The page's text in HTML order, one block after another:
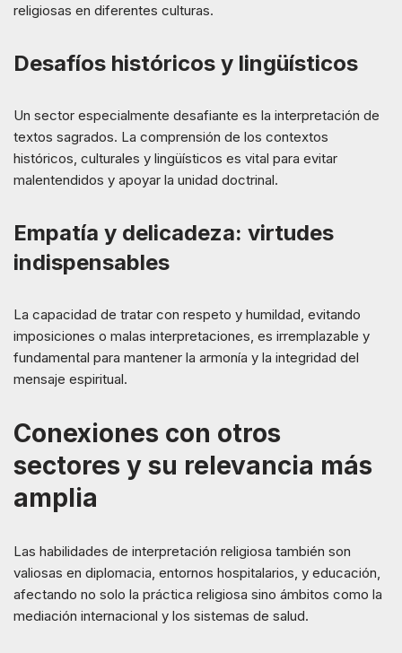
religiosas en diferentes culturas.
Desafíos históricos y lingüísticos
Un sector especialmente desafiante es la interpretación de
textos sagrados. La comprensión de los contextos
históricos, culturales y lingüísticos es vital para evitar
malentendidos y apoyar la unidad doctrinal.
Empatía y delicadeza: virtudes
indispensables
La capacidad de tratar con respeto y humildad, evitando
imposiciones o malas interpretaciones, es irremplazable y
fundamental para mantener la armonía y la integridad del
mensaje espiritual.
Conexiones con otros
sectores y su relevancia más
amplia
Las habilidades de interpretación religiosa también son
valiosas en diplomacia, entornos hospitalarios, y educación,
afectando no solo la práctica religiosa sino ámbitos como la
mediación internacional y los sistemas de salud.